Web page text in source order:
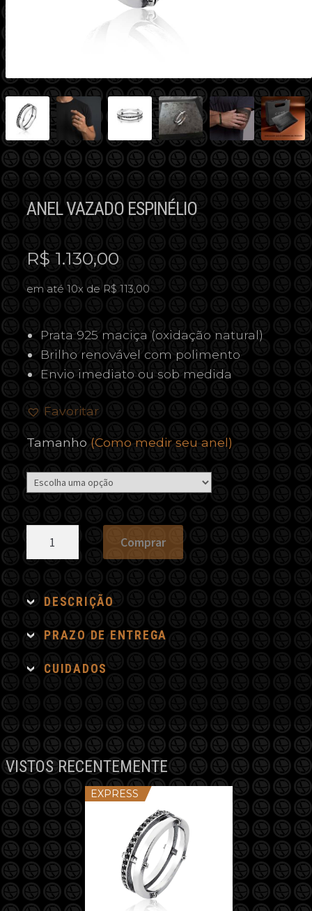
ANEL VAZADO ESPINÉLIO
R$ 1.130,00
em até 10x de R$ 113,00
Prata 925 maciça (oxidação natural)
Brilho renovável com polimento
Envio imediato ou sob medida
Favoritar
Tamanho (Como medir seu anel)
Comprar
DESCRIÇÃO
PRAZO DE ENTREGA
CUIDADOS
VISTOS RECENTEMENTE
EXPRESS